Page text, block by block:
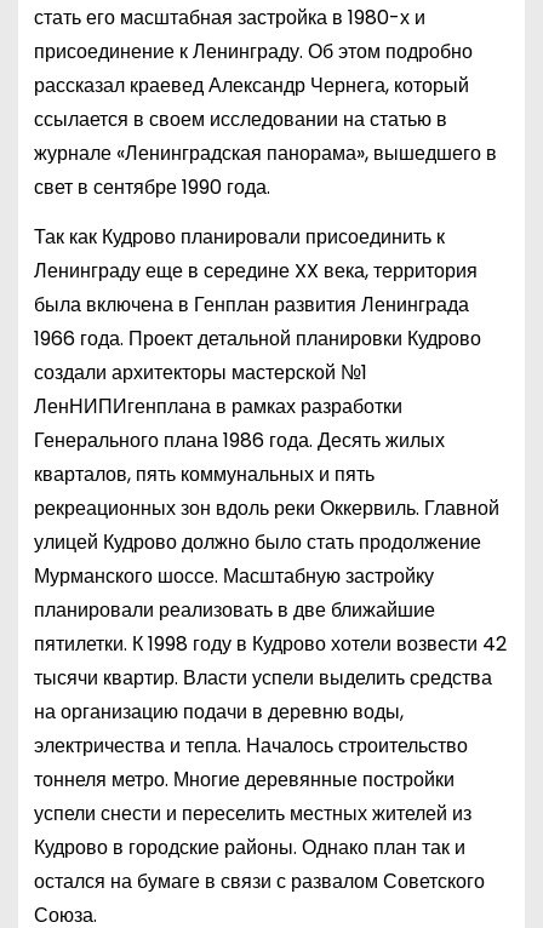
стать его масштабная застройка в 1980-х и
присоединение к Ленинграду. Об этом подробно
рассказал краевед Александр Чернега, который
ссылается в своем исследовании на статью в
журнале «Ленинградская панорама», вышедшего в
свет в сентябре 1990 года.
Так как Кудрово планировали присоединить к
Ленинграду еще в середине XX века, территория
была включена в Генплан развития Ленинграда
1966 года. Проект детальной планировки Кудрово
создали архитекторы мастерской №1
ЛенНИПИгенплана в рамках разработки
Генерального плана 1986 года. Десять жилых
кварталов, пять коммунальных и пять
рекреационных зон вдоль реки Оккервиль. Главной
улицей Кудрово должно было стать продолжение
Мурманского шоссе. Масштабную застройку
планировали реализовать в две ближайшие
пятилетки. К 1998 году в Кудрово хотели возвести 42
тысячи квартир. Власти успели выделить средства
на организацию подачи в деревню воды,
электричества и тепла. Началось строительство
тоннеля метро. Многие деревянные постройки
успели снести и переселить местных жителей из
Кудрово в городские районы. Однако план так и
остался на бумаге в связи с развалом Советского
Союза.